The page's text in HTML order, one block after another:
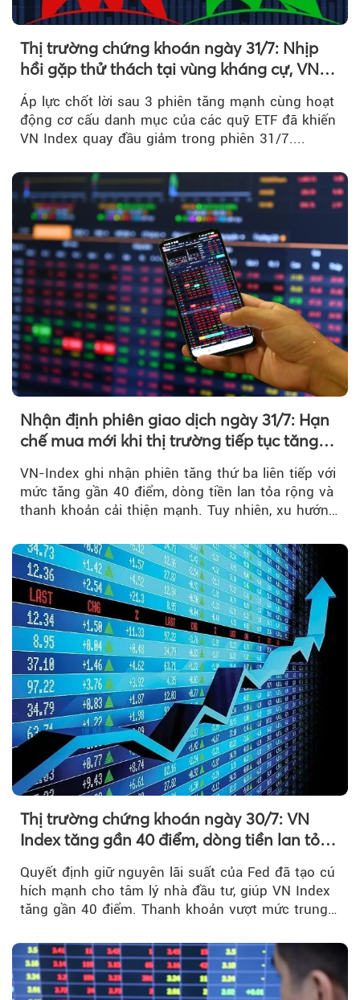
Thị trường chứng khoán ngày 31/7: Nhịp
hồi gặp thử thách tại vùng kháng cự, VN
Index giảm gần 9 điểm trong phiên cuối...
Áp lực chốt lời sau 3 phiên tăng mạnh cùng hoạt
động cơ cấu danh mục của các quỹ ETF đã khiến
VN Index quay đầu giảm trong phiên 31/7....
Nhận định phiên giao dịch ngày 31/7: Hạn
chế mua mới khi thị trường tiếp tục tăng
VN-Index ghi nhận phiên tăng thứ ba liên tiếp với
mức tăng gần 40 điểm, dòng tiền lan tỏa rộng và
thanh khoản cải thiện mạnh. Tuy nhiên, xu hướng
Thị trường chứng khoán ngày 30/7: VN
Index tăng gần 40 điểm, dòng tiền lan tỏa
Quyết định giữ nguyên lãi suất của Fed đã tạo cú
hích mạnh cho tâm lý nhà đầu tư, giúp VN Index
tăng gần 40 điểm. Thanh khoản vượt mức trung